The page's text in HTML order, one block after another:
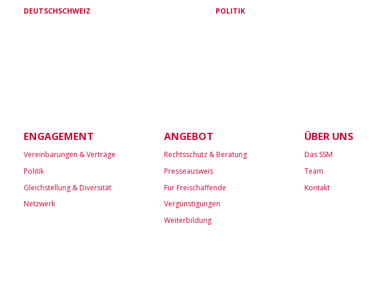
DEUTSCHSCHWEIZ POLITIK
ENGAGEMENT
Vereinbarungen & Verträge
Politik
Gleichstellung & Diversität
Netzwerk
ANGEBOT
Rechtsschutz & Beratung
Presseausweis
Für Freischaffende
Vergünstigungen
Weiterbildung
ÜBER UNS
Das SSM
Team
Kontakt